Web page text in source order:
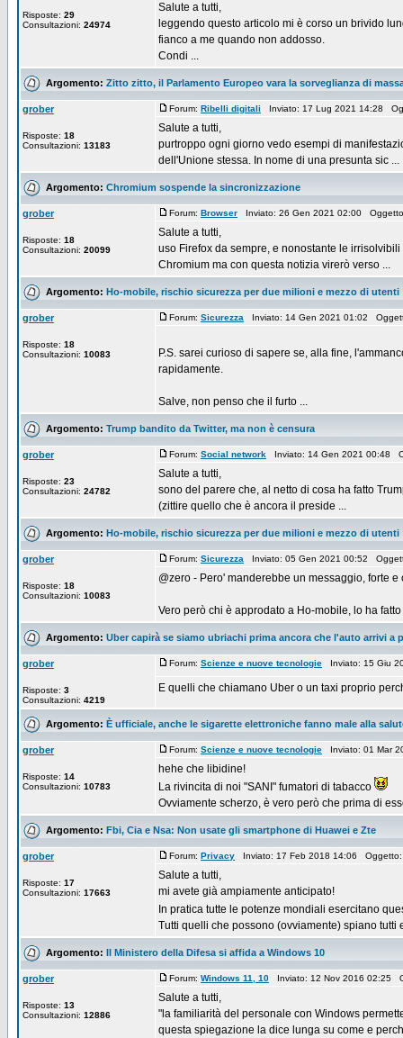
Risposte: 29
Consultazioni: 24974
Salute a tutti,
leggendo questo articolo mi è corso un brivido
fianco a me quando non addosso.
Condi ...
Argomento: Zitto zitto, il Parlamento Europeo vara la sorveglianza di
grober
Risposte: 18
Consultazioni: 13183
Forum: Ribelli digitali Inviato: 17 Lug 2021 14:28
Salute a tutti,
purtroppo ogni giorno vedo esempi di
dell'Unione stessa. In nome di una presunta sic ...
Argomento: Chromium sospende la sincronizzazione
grober
Risposte: 18
Consultazioni: 20099
Forum: Browser Inviato: 26 Gen 2021 02:00
Salute a tutti,
uso Firefox da sempre, e nonostante le
Chromium ma con questa notizia virerò verso ...
Argomento: Ho-mobile, rischio sicurezza per due milioni e mezzo di utenti
grober
Risposte: 18
Consultazioni: 10083
Forum: Sicurezza Inviato: 14 Gen 2021 01:02
P.S. sarei curioso di sapere se, alla fine,
rapidamente.
Salve, non penso che il furto ...
Argomento: Trump bandito da Twitter, ma non è censura
grober
Risposte: 23
Consultazioni: 24782
Forum: Social network Inviato: 14 Gen 2021 00:48
Salute a tutti,
sono del parere che, al netto di cosa ha fatto
(zittire quello che è ancora il preside ...
Argomento: Ho-mobile, rischio sicurezza per due milioni e mezzo di utenti
grober
Risposte: 18
Consultazioni: 10083
Forum: Sicurezza Inviato: 05 Gen 2021 00:52
@zero - Pero' manderebbe un messaggio, forte
Vero però chi è approdato a Ho-mobile, lo ha
Argomento: Uber capirà se siamo ubriachi prima ancora che l'auto arrivi a
grober
Risposte: 3
Consultazioni: 4219
Forum: Scienze e nuove tecnologie Inviato: 15 Giu
E quelli che chiamano Uber o un taxi proprio
Argomento: È ufficiale, anche le sigarette elettroniche fanno male alla
grober
Risposte: 14
Consultazioni: 10783
Forum: Scienze e nuove tecnologie Inviato: 01 Mar
hehe che libidine!
La rivincita di noi "SANI" fumatori di tabacco
Ovviamente scherzo, è vero però che prima di
Argomento: Fbi, Cia e Nsa: Non usate gli smartphone di Huawei e Zte
grober
Risposte: 17
Consultazioni: 17663
Forum: Privacy Inviato: 17 Feb 2018 14:06
Salute a tutti,
mi avete già ampiamente anticipato!
In pratica tutte le potenze mondiali esercitano
Tutti quelli che possono (ovviamente) spiano tutti
Argomento: Il Ministero della Difesa si affida a Windows 10
grober
Risposte: 13
Consultazioni: 12886
Forum: Windows 11, 10 Inviato: 12 Nov 2016 02:25
Salute a tutti,
"la familiarità del personale con Windows
questa spiegazione la dice lunga su come e